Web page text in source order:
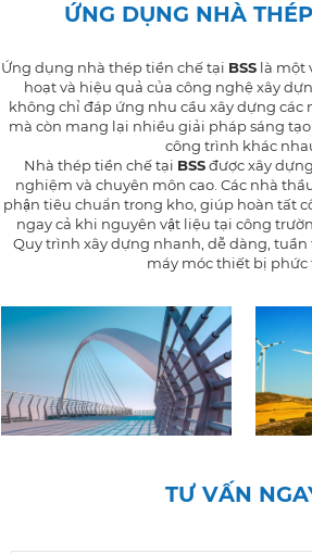
ỨNG DỤNG NHÀ
Ứng dụng nhà thép tiền chế tại BSSlà một
hoạt và hiệu quả của công nghệ xây
không chỉ đáp ứng nhu cầu xây dựng các
mà còn mang lại nhiều giải pháp sáng
công trình khác
Nhà thép tiền chế tại BSSđược xây
nghiệm và chuyên môn cao. Các nhà
phận tiêu chuẩn trong kho, giúp hoàn tất
ngay cả khi nguyên vật liệu tại công
Quy trình xây dựng nhanh, dễ dàng,
máy móc thiết bị phức
TƯ VẤN